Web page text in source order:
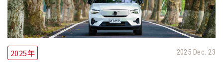
2025年 2025 Dec. 23